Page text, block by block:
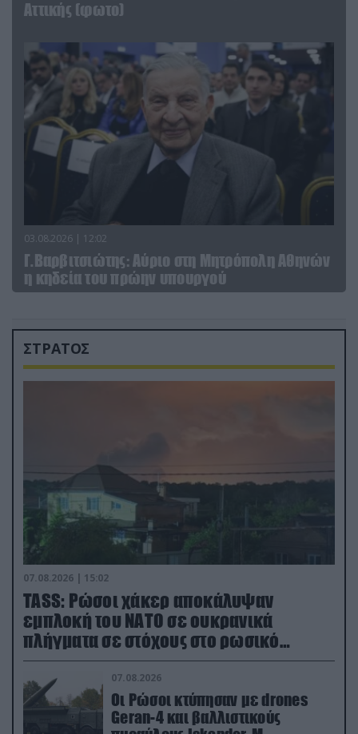
Αττικής (φωτο)
03.08.2026 | 12:02
Γ.Βαρβιτσιώτης: Aύριο στη Μητρόπολη Αθηνών
η κηδεία του πρώην υπουργού
ΣΤΡΑΤΟΣ
07.08.2026 | 15:02
TASS: Ρώσοι χάκερ αποκάλυψαν
εμπλοκή του ΝΑΤΟ σε ουκρανικά
πλήγματα σε στόχους στο ρωσικό
έδαφος!
07.08.2026
Οι Ρώσοι κτύπησαν με drones
Geran-4 και βαλλιστικούς